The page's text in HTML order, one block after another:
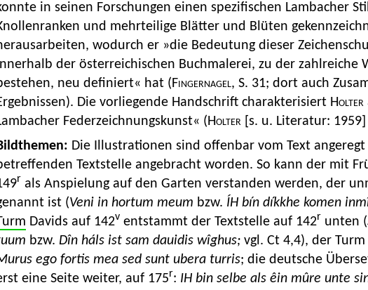
in seinen Forschungen einen spezifischen Lambacher
und mehrteilige Blätter und Blüten
wodurch er »die Bedeutung dieser
der österreichischen Buchmalerei, zu der zahlreiche
neu definiert« hat (Fingernagel, S. 31; dort auch
Die vorliegende Handschrift charakterisiert Holter
Federzeichnungskunst« (Holter[s. u. Literatur: 1959]
Die Illustrationen sind offenbar vom Text
Textstelle angebracht worden. So kann der mit
r als Anspielung auf den Garten verstanden werden, der
ist (Veni in hortum meum bzw. ÍH bín díkkhe komen
Davids auf 142v entstammt der Textstelle auf 142r unten (
bzw. Dîn háls ist sam dauidis wîghus;vgl. Ct 4,4), der Turm
ego fortis mea sed sunt ubera turris; die deutsche
eine Seite weiter, auf 175r: IH bin selbe als êin mûre unte